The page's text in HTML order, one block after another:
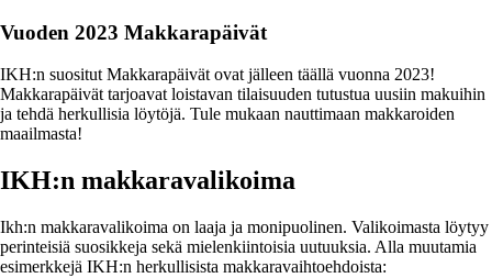
Vuoden 2023 Makkarapäivät
IKH:n suositut Makkarapäivät ovat jälleen täällä vuonna 2023!
Makkarapäivät tarjoavat loistavan tilaisuuden tutustua uusiin makuihin
ja tehdä herkullisia löytöjä. Tule mukaan nauttimaan makkaroiden
maailmasta!
IKH:n makkaravalikoima
Ikh:n makkaravalikoima on laaja ja monipuolinen. Valikoimasta löytyy
perinteisiä suosikkeja sekä mielenkiintoisia uutuuksia. Alla muutamia
esimerkkejä IKH:n herkullisista makkaravaihtoehdoista: